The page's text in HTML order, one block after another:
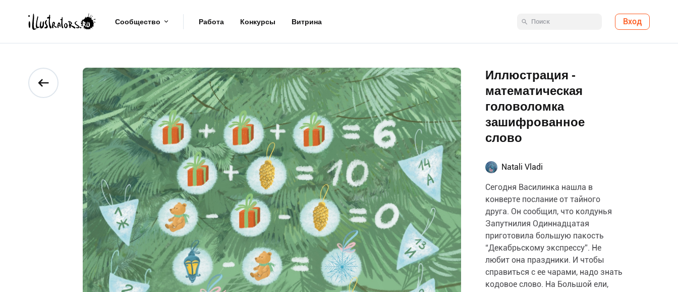
Сообщество Работа Конкурсы Витрина Вход
Иллюстрация -
математическая
головоломка
зашифрованное
слово
Natali Vladi
Сегодня Василинка нашла в
конверте послание от тайного
друга. Он сообщил, что колдунья
Запутнилия Одиннадцатая
приготовила большую пакость
“Декабрьскому экспрессу”. Не
любит она праздники. И чтобы
справиться с ее чарами, надо знать
кодовое слово. На Большой ели,